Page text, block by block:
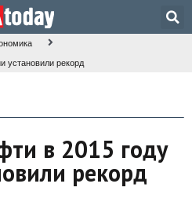
установили рекорд
в 2015 году
рекорд